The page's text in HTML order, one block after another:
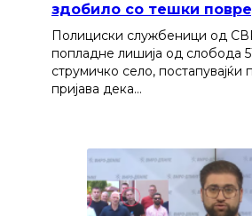
здобило со тешки
Полициски службеници од
попладне лишија од слобода
струмичко село, постапувајќи
пријава дека…